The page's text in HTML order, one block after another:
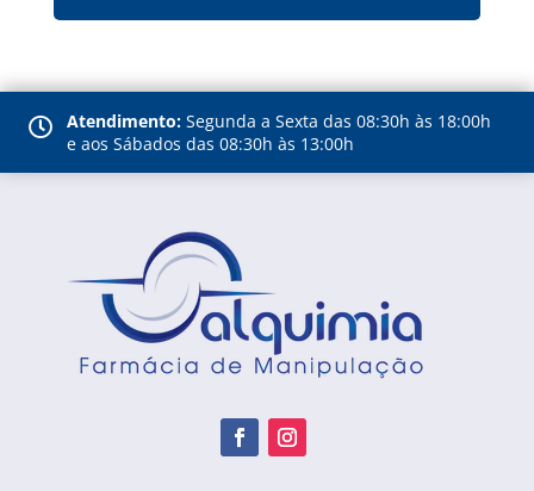
 Atendimento: Segunda a Sexta das 08:30h às 18:00h
e aos Sábados das 08:30h às 13:00h